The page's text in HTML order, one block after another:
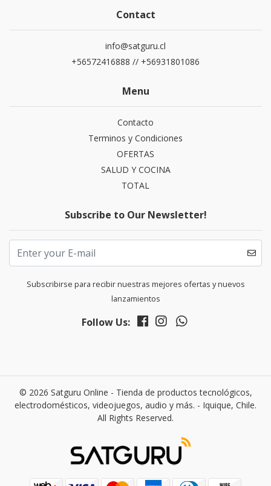
Contact
info@satguru.cl
+56572416888 // +56931801086
Menu
Contacto
Terminos y Condiciones
OFERTAS
SALUD Y COCINA
TOTAL
Subscribe to Our Newsletter!
Subscribirse para recibir nuestras mejores ofertas y nuevos
lanzamientos
Follow Us:
© 2026 Satguru Online - Tienda de productos tecnológicos,
electrodomésticos, videojuegos, audio y más. - Iquique, Chile.
All Rights Reserved.